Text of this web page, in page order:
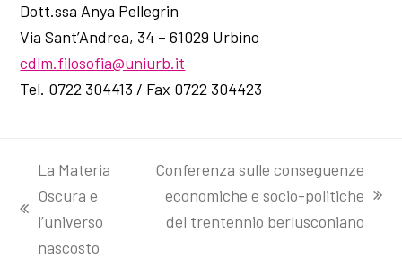
Dott.ssa Anya Pellegrin
Via Sant’Andrea, 34 – 61029 Urbino
cdlm.filosofia@uniurb.it
Tel. 0722 304413 / Fax 0722 304423
post
precedente:
La Materia
Oscura e
l’universo
nascosto
articolo
successivo:
Conferenza sulle conseguenze
economiche e socio-politiche
del trentennio berlusconiano